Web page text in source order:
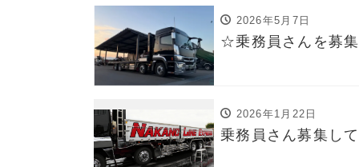
2026年5月7日
☆乗務員さんを募
2026年1月22日
乗務員さん募集し